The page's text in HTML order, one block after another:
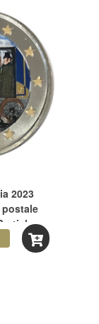
2023